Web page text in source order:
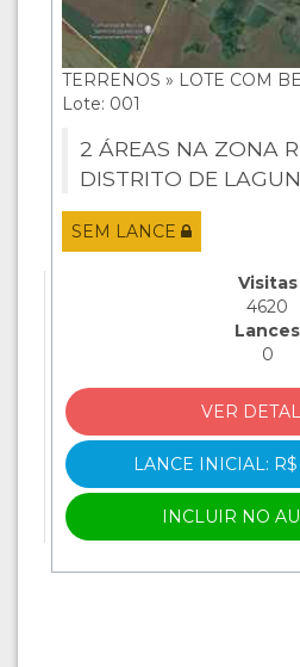
TERRENOS » LOTE COM
Lote: 001
2 ÁREAS NA ZONA
DISTRITO DE
SEM LANCE
Visitas
4620
Lances
0
VER
LANCE INICIAL: R$
INCLUIR NO